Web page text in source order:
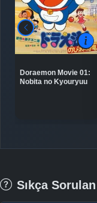
Doraemon Movie 01:
Nobita no Kyouryuu
Sıkça